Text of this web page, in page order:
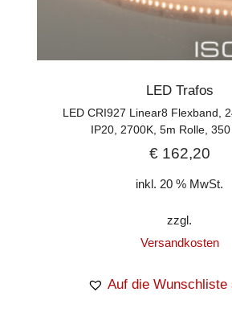
LED Trafos
LED CRI927 Linear8 Flexband,
IP20, 2700K, 5m Rolle,
€162,20
inkl. 20 % MwSt.
zzgl.
Versandkosten
Auf die Wunschliste